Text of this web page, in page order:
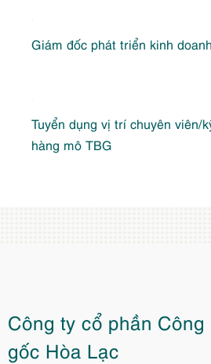
Giám đốc phát triển kinh doanh
Tuyển dụng vị trí chuyên viên/
hàng mô TBG
Công ty cổ phần
gốc Hòa Lạc